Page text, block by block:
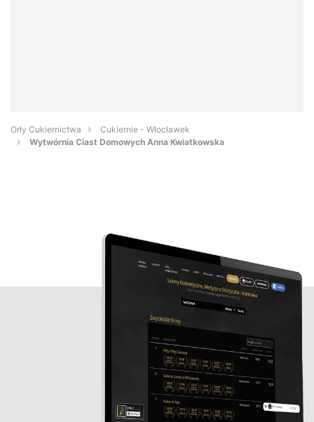
Orły Cukiernictwa
Cukiernie - Włocławek
Wytwórnia Ciast Domowych Anna Kwiatkowska